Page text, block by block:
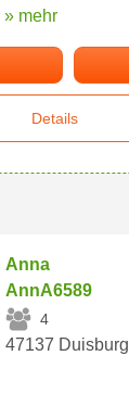
» mehr
Details
Anna
AnnA6589
4
47137 Duisburg